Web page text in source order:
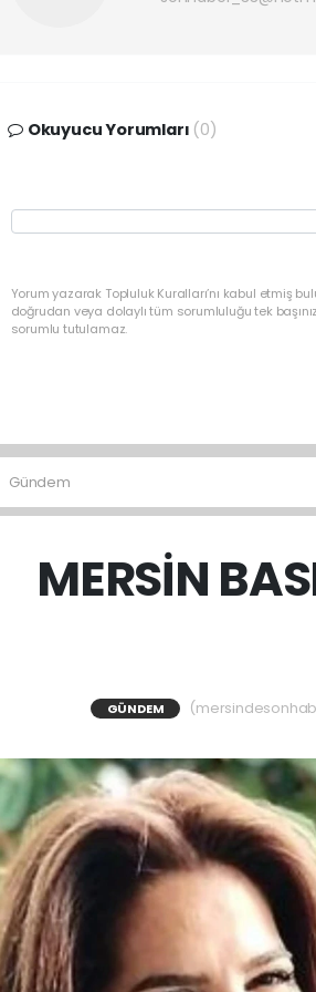
Okuyucu Yorumları (0)
Yorum yazarak Topluluk Kuralları’nı kabul etmiş
doğrudan veya dolaylı tüm sorumluluğu tek
sorumlu tutulamaz.
Gündem
MERSİN
GÜNDEM